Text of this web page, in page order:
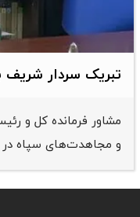
تبریک سردار شریف
مشاور فرمانده کل و
و مجاهدت‌های سپاه در